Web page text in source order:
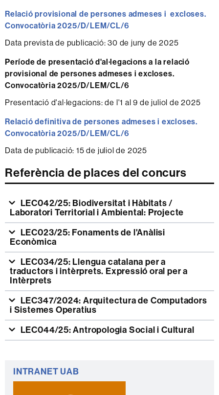
Relació provisional de persones admeses i excloses.
Convocatòria 2025/D/LEM/CL/6
Data prevista de publicació: 30 de juny de 2025
Període de presentació d'al·legacions a la relació
provisional de persones admeses i excloses.
Convocatòria 2025/D/LEM/CL/6
Presentació d'al·legacions: de l'1 al 9 de juliol de 2025
Relació definitiva de persones admeses i excloses.
Convocatòria 2025/D/LEM/CL/6
Data de publicació: 15 de juliol de 2025
Referència de places del concurs
Laboratori Territorial i Ambiental: Projecte
Econòmica
traductors i intèrprets. Expressió oral per a
Intèrprets
i Sistemes Operatius
LEC044/25: Antropologia Social i Cultural
Informació
complementària
INTRANET UAB